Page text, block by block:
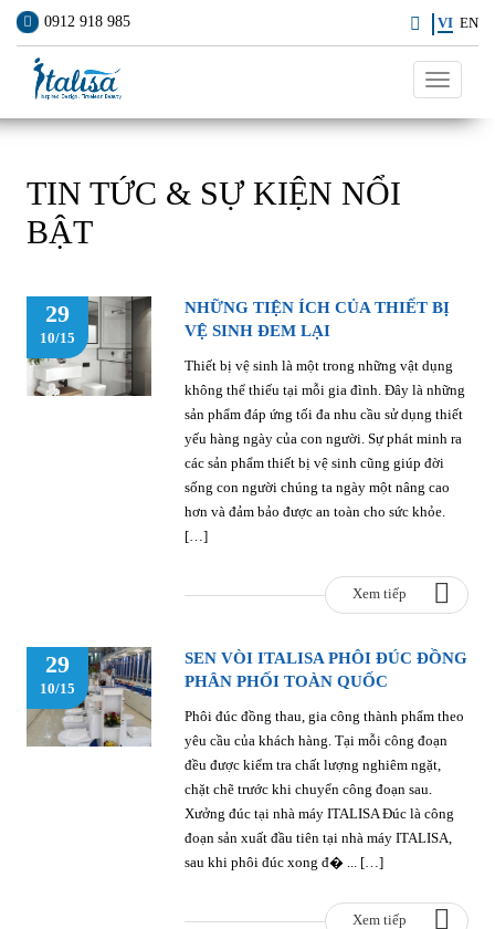
0912 918 985 VI EN
Toggle
TIN TỨC & SỰ KIỆN NỔI
BẬT
29
10/15
NHỮNG TIỆN ÍCH CỦA THIẾT BỊ
VỆ SINH ĐEM LẠI
Thiết bị vệ sinh là một trong những vật dụng
không thể thiếu tại mỗi gia đình. Đây là những
sản phẩm đáp ứng tối đa nhu cầu sử dụng thiết
yếu hàng ngày của con người. Sự phát minh ra
các sản phẩm thiết bị vệ sinh cũng giúp đời
sống con người chúng ta ngày một nâng cao
hơn và đảm bảo được an toàn cho sức khỏe.
[…]
Xem tiếp
29
10/15
SEN VÒI ITALISA PHÔI ĐÚC ĐỒNG
PHÂN PHỐI TOÀN QUỐC
Phôi đúc đồng thau, gia công thành phẩm theo
yêu cầu của khách hàng. Tại mỗi công đoạn
đều được kiểm tra chất lượng nghiêm ngặt,
chặt chẽ trước khi chuyển công đoạn sau.
Xưởng đúc tại nhà máy ITALISA Đúc là công
đoạn sản xuất đầu tiên tại nhà máy ITALISA,
sau khi phôi đúc xong đ� ... […]
Xem tiếp